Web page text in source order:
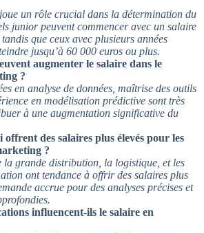
un rôle crucial dans la détermination du
junior peuvent commencer avec un salaire
que ceux avec plusieurs années
jusqu’à 60 000 euros ou plus.
augmenter le salaire dans le
?
en analyse de données, maîtrise des outils
en modélisation prédictive sont très
à une augmentation significative du
offrent des salaires plus élevés pour les
?
la grande distribution, la logistique, et les
ont tendance à offrir des salaires plus
accrue pour des analyses précises et
influencent-ils le salaire en